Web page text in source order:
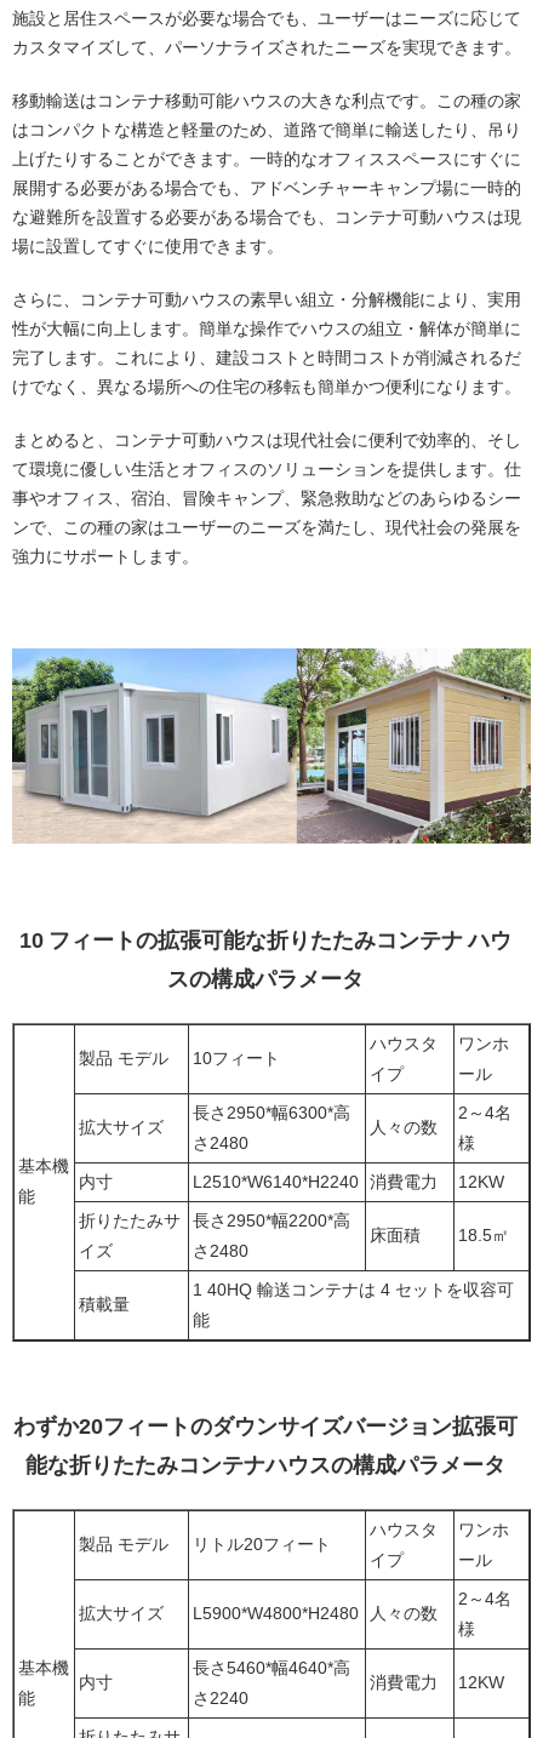
施設と居住スペースが必要な場合でも、ユーザーはニーズに応じて
カスタマイズして、パーソナライズされたニーズを実現できます。
移動輸送はコンテナ移動可能ハウスの大きな利点です。この種の家
はコンパクトな構造と軽量のため、道路で簡単に輸送したり、吊り
上げたりすることができます。一時的なオフィススペースにすぐに
展開する必要がある場合でも、アドベンチャーキャンプ場に一時的
な避難所を設置する必要がある場合でも、コンテナ可動ハウスは現
場に設置してすぐに使用できます。
さらに、コンテナ可動ハウスの素早い組立・分解機能により、実用
性が大幅に向上します。簡単な操作でハウスの組立・解体が簡単に
完了します。これにより、建設コストと時間コストが削減されるだ
けでなく、異なる場所への住宅の移転も簡単かつ便利になります。
まとめると、コンテナ可動ハウスは現代社会に便利で効率的、そし
て環境に優しい生活とオフィスのソリューションを提供します。仕
事やオフィス、宿泊、冒険キャンプ、緊急救助などのあらゆるシー
ンで、この種の家はユーザーのニーズを満たし、現代社会の発展を
強力にサポートします。
10 フィートの拡張可能な折りたたみコンテナ ハウ
スの構成パラメータ
基本機
能
製品 モデル 10フィート
ハウスタ
イプ
ワンホ
ール
拡大サイズ
長さ2950*幅6300*高
さ2480
人々の数
2～4名
様
内寸
L2510*W6140*H2240 消費電力
12KW
折りたたみサ
イズ
長さ2950*幅2200*高
さ2480
床面積 18.5㎡
積載量
1 40HQ 輸送コンテナは 4 セットを収容可
能
わずか20フィートのダウンサイズバージョン拡張可
能な折りたたみコンテナハウスの構成パラメータ
基本機
能
製品 モデル リトル20フィート
ハウスタ
イプ
ワンホ
ール
拡大サイズ L5900*W4800*H2480 人々の数
2～4名
様
内寸
長さ5460*幅4640*高
さ2240
消費電力 12KW